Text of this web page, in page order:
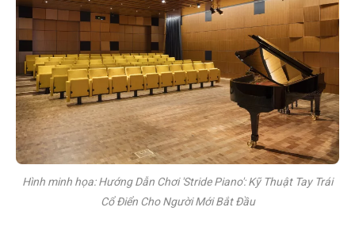
Hình minh họa: Hướng Dẫn Chơi 'Stride Piano': Kỹ Thuật Tay Trái
Cổ Điển Cho Người Mới Bắt Đầu